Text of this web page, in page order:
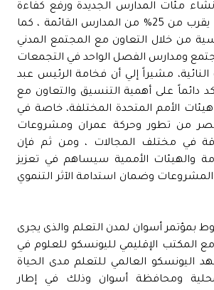
مئات المدارس الجديدة ورفع كفاءة
وتوسيع وتطوير ما يقرب من 25% من المدارس القائمة ، كما
من خلال التعاون مع المجتمع المدني
ومدارس الفصل الواحد في التجمعات
النائية، مشيراً إلي أن فخامة الرئيس عبد
دائماً على أهمية التنسيق والتعاون مع
الأمم المتحدة المختلفة، خاصة في
من تطور وحركة عمران ومشروعات
في مختلف المجالات ، ومن ثم فإن
والهيئات الأممية سيساهم في تعزيز
وضمان استدامة الآثر التنموي
بمؤتمر أسوان لمدن التعلم والذى يجرى
المكتب الإقليمي لليونسكو للعلوم في
اليونسكو العالمي للتعلم مدى الحياة
ومحافظة أسوان وذلك في إطار